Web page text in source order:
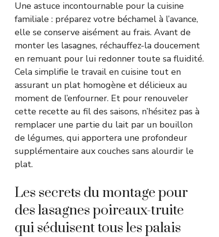
Une astuce incontournable pour la cuisine
familiale : préparez votre béchamel à l’avance,
elle se conserve aisément au frais. Avant de
monter les lasagnes, réchauffez-la doucement
en remuant pour lui redonner toute sa fluidité.
Cela simplifie le travail en cuisine tout en
assurant un plat homogène et délicieux au
moment de l’enfourner. Et pour renouveler
cette recette au fil des saisons, n’hésitez pas à
remplacer une partie du lait par un bouillon
de légumes, qui apportera une profondeur
supplémentaire aux couches sans alourdir le
plat.
Les secrets du montage pour
des lasagnes poireaux-truite
qui séduisent tous les palais